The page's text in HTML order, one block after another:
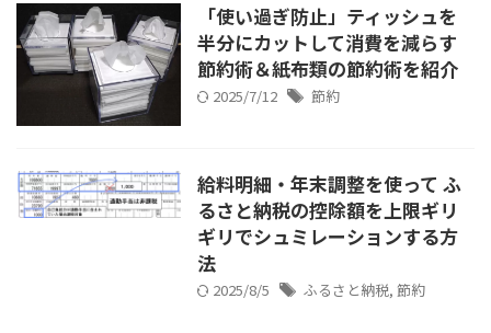
「使い過ぎ防止」ティッシュを
半分にカットして消費を減らす
節約術＆紙布類の節約術を紹介
2025/7/12 節約
給料明細・年末調整を使って ふ
るさと納税の控除額を上限ギリ
ギリでシュミレーションする方
法
2025/8/5 ふるさと納税, 節約